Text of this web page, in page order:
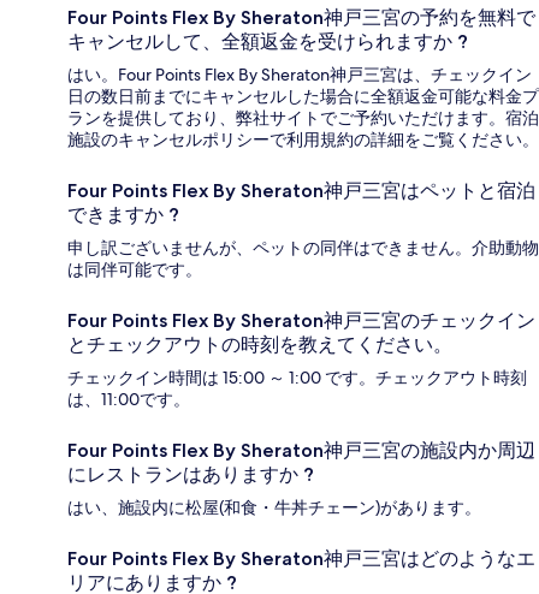
Four Points Flex By Sheraton神戸三宮の予約を無料で
キャンセルして、全額返金を受けられますか ?
はい。Four Points Flex By Sheraton神戸三宮は、チェックイン
日の数日前までにキャンセルした場合に全額返金可能な料金プ
ランを提供しており、弊社サイトでご予約いただけます。宿泊
施設のキャンセルポリシーで利用規約の詳細をご覧ください。
Four Points Flex By Sheraton神戸三宮はペットと宿泊
できますか ?
申し訳ございませんが、ペットの同伴はできません。介助動物
は同伴可能です。
Four Points Flex By Sheraton神戸三宮のチェックイン
とチェックアウトの時刻を教えてください。
チェックイン時間は 15:00 ～ 1:00 です。チェックアウト時刻
は、11:00です。
Four Points Flex By Sheraton神戸三宮の施設内か周辺
にレストランはありますか ?
はい、施設内に松屋(和食・牛丼チェーン)があります。
Four Points Flex By Sheraton神戸三宮はどのようなエ
リアにありますか ?